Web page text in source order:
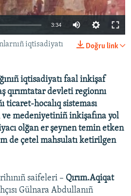
3:34
Doğru link
iqtisadiyatı
iqtisadiyatı faal inkişaf
qırımtatar devleti regionnı
ticaret-hocalıq sisteması
ve medeniyetiniñ inkişafına yol
olğan er şeynen temin etken
de çetel mahsulatı ketirilgen
saifeleri – Qırım.Aqiqat
Gülnara Abdullanıñ